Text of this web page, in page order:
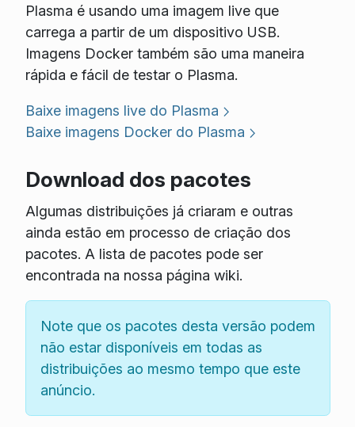
Plasma é usando uma imagem live que
carrega a partir de um dispositivo USB.
Imagens Docker também são uma maneira
rápida e fácil de testar o Plasma.
Baixe imagens live do Plasma
Baixe imagens Docker do Plasma
Download dos pacotes
Algumas distribuições já criaram e outras
ainda estão em processo de criação dos
pacotes. A lista de pacotes pode ser
encontrada na nossa página wiki.
Note que os pacotes desta versão podem
não estar disponíveis em todas as
distribuições ao mesmo tempo que este
anúncio.